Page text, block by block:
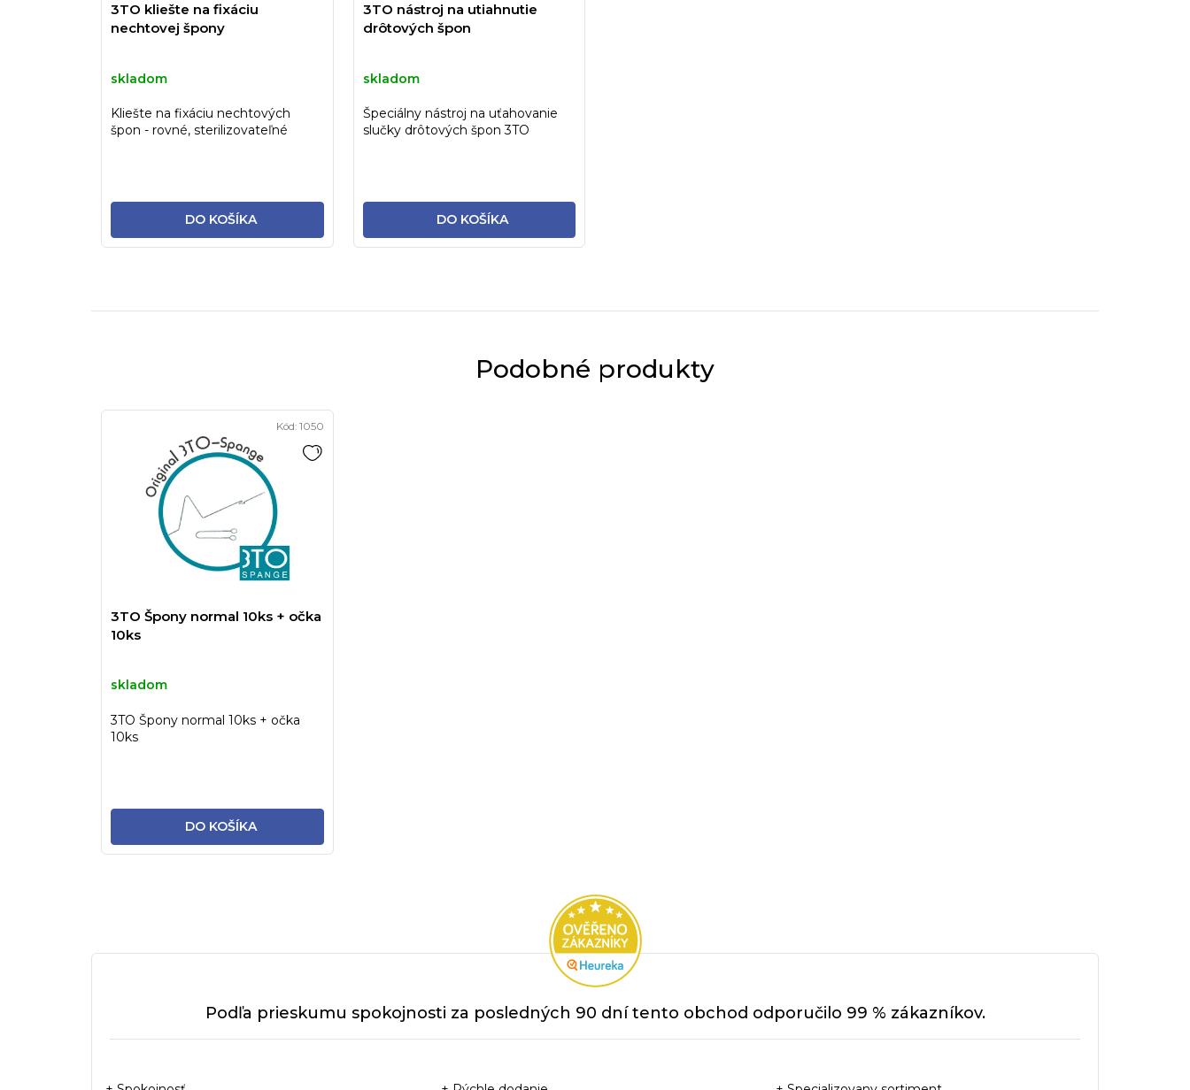
3TO kliešte na fixáciu
nechtovej špony
skladom
DO KOŠÍKA
Kliešte na fixáciu nechtových
špon - rovné, sterilizovateľné
3TO nástroj na utiahnutie
drôtových špon
skladom
DO KOŠÍKA
Špeciálny nástroj na uťahovanie
slučky drôtových špon 3TO
Podobné produkty
3TO Špony normal 10ks + očka
10ks
skladom
DO KOŠÍKA
3TO Špony normal 10ks + očka
10ks
Kód: 1050
Podľa prieskumu spokojnosti za posledných 90 dní tento obchod odporučilo 99 % zákazníkov.